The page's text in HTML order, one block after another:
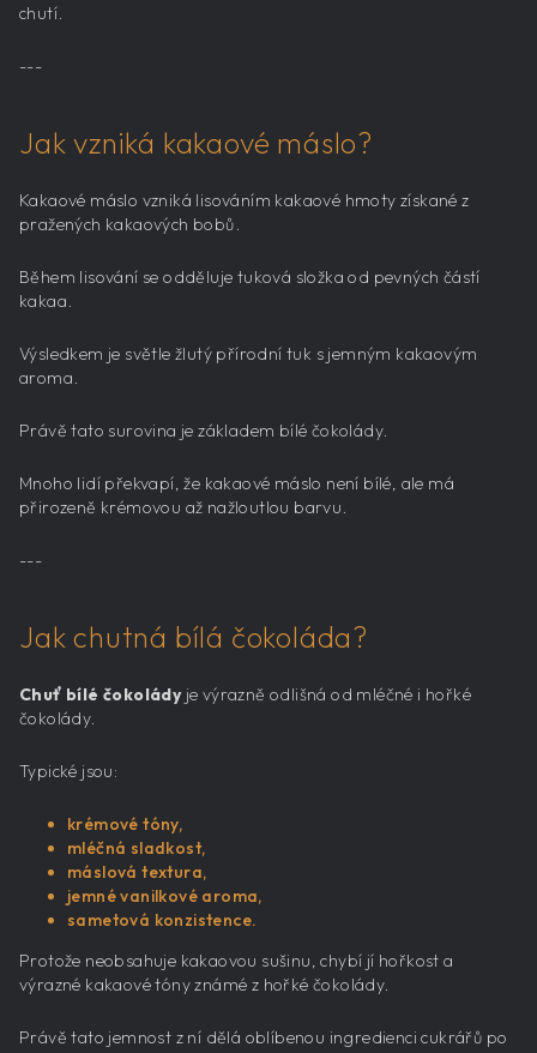
chutí.
---
Jak vzniká kakaové máslo?
Kakaové máslo vzniká lisováním kakaové hmoty získané z
pražených kakaových bobů.
Během lisování se odděluje tuková složka od pevných částí
kakaa.
Výsledkem je světle žlutý přírodní tuk s jemným kakaovým
aroma.
Právě tato surovina je základem bílé čokolády.
Mnoho lidí překvapí, že kakaové máslo není bílé, ale má
přirozeně krémovou až nažloutlou barvu.
---
Jak chutná bílá čokoláda?
Chuť bílé čokoládyje výrazně odlišná od mléčné i hořké
čokolády.
Typické jsou:
krémové tóny,
mléčná sladkost,
máslová textura,
jemné vanilkové aroma,
sametová konzistence.
Protože neobsahuje kakaovou sušinu, chybí jí hořkost a
výrazné kakaové tóny známé z hořké čokolády.
Právě tato jemnost z ní dělá oblíbenou ingredienci cukrářů po